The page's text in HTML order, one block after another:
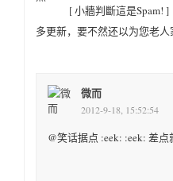
[ 小牆判斷這是Spam! ]
多更新，要不然还以为您老
微而
2012-9-18, 15:52:54
@笑话据点 :eek: :eek: 差